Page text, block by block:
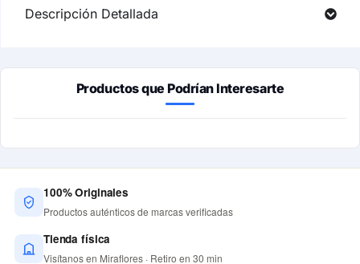
Descripción Detallada
Productos que Podrían Interesarte
100% Originales
Productos auténticos de marcas verificadas
Tienda física
Visítanos en Miraflores · Retiro en 30 min